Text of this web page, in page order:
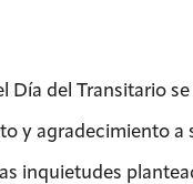
Día del Transitario
y agradecimiento
inquietudes